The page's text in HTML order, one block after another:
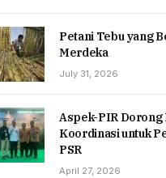
Petani Tebu yang
Merdeka
July 31, 2026
Aspek-PIR Dorong
Koordinasi untuk
PSR
April 27, 2026